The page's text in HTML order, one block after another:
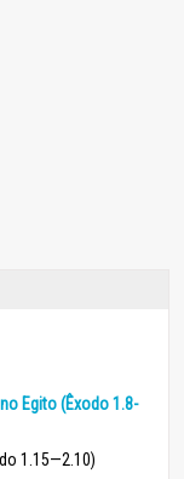
Egito (Êxodo 1.8-
1.15—2.10)